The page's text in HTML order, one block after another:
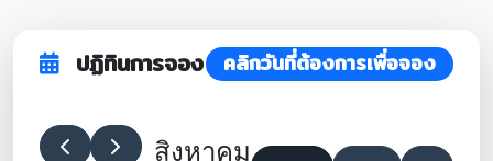
ปฏิทินการจอง คลิกวันที่ต้องการเพื่อจอง
สิงหาคม